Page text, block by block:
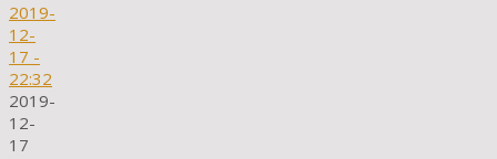
2019-
12-
17 -
22:32
2019-
12-
17